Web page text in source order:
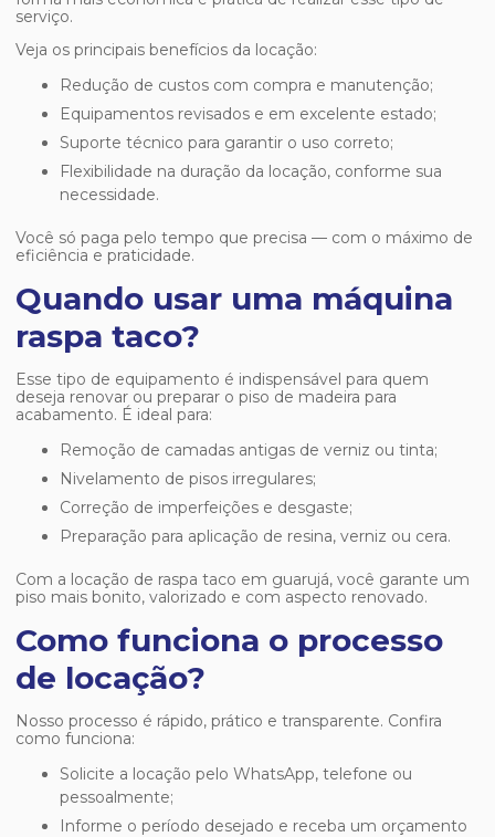
serviço.
Veja os principais benefícios da locação:
Redução de custos com compra e manutenção;
Equipamentos revisados e em excelente estado;
Suporte técnico para garantir o uso correto;
Flexibilidade na duração da locação, conforme sua
necessidade.
Você só paga pelo tempo que precisa — com o máximo de
eficiência e praticidade.
Quando usar uma máquina
raspa taco?
Esse tipo de equipamento é indispensável para quem
deseja renovar ou preparar o piso de madeira para
acabamento. É ideal para:
Remoção de camadas antigas de verniz ou tinta;
Nivelamento de pisos irregulares;
Correção de imperfeições e desgaste;
Preparação para aplicação de resina, verniz ou cera.
Com a locação de raspa taco em guarujá, você garante um
piso mais bonito, valorizado e com aspecto renovado.
Como funciona o processo
de locação?
Nosso processo é rápido, prático e transparente. Confira
como funciona:
Solicite a locação pelo WhatsApp, telefone ou
pessoalmente;
Informe o período desejado e receba um orçamento